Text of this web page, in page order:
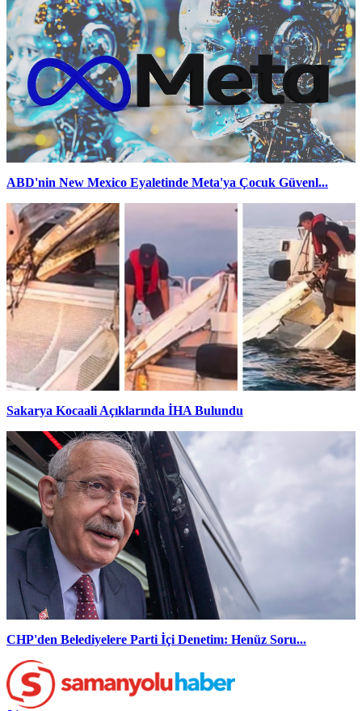
ABD'nin New Mexico Eyaletinde Meta'ya Çocuk Güvenl...
Sakarya Kocaali Açıklarında İHA Bulundu
CHP'den Belediyelere Parti İçi Denetim: Henüz Soru...